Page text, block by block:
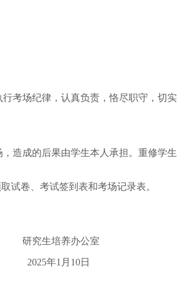
考场纪律，认真负责，恪尽职守，切实
造成的后果由学生本人承担。重修学生
试卷、考试签到表和考场记录表。
调整考生座位。
室
日